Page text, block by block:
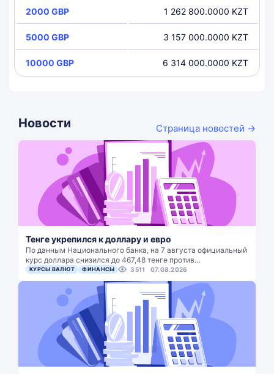
2000 GBP 1 262 800.0000 KZT
5000 GBP 3 157 000.0000 KZT
10000 GBP 6 314 000.0000 KZT
Новости Страница новостей →
Тенге укрепился к доллару и евро
По данным Национального банка, на 7 августа официальный
курс доллара снизился до 467,48 тенге против…
КУРСЫ ВАЛЮТ ФИНАНСЫ 3511 07.08.2026